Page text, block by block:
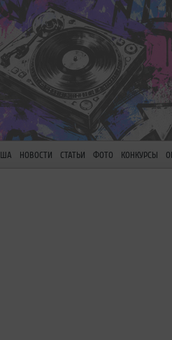
НОВОСТИ СТАТЬИ ФОТО КОНКУРСЫ